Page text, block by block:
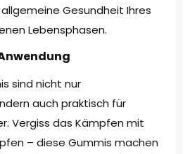
Gesundheit Ihres
Lebensphasen.
sind nicht nur
auch praktisch für
Vergiss das Kämpfen mit
– diese Gummis machen